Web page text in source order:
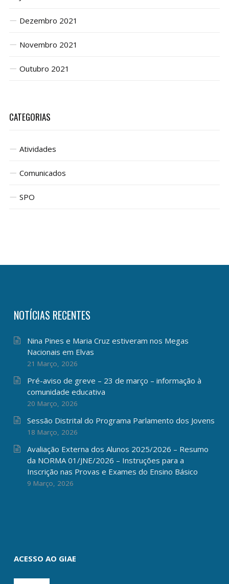
Dezembro 2021
Novembro 2021
Outubro 2021
CATEGORIAS
Atividades
Comunicados
SPO
NOTÍCIAS RECENTES
Nina Pines e Maria Cruz estiveram nos Megas
Nacionais em Elvas
21 Março, 2026
Pré-aviso de greve – 23 de março – informação à
comunidade educativa
20 Março, 2026
Sessão Distrital do Programa Parlamento dos Jovens
18 Março, 2026
Avaliação Externa dos Alunos 2025/2026 – Resumo
da NORMA 01/JNE/2026 – Instruções para a
Inscrição nas Provas e Exames do Ensino Básico
9 Março, 2026
ACESSO AO GIAE